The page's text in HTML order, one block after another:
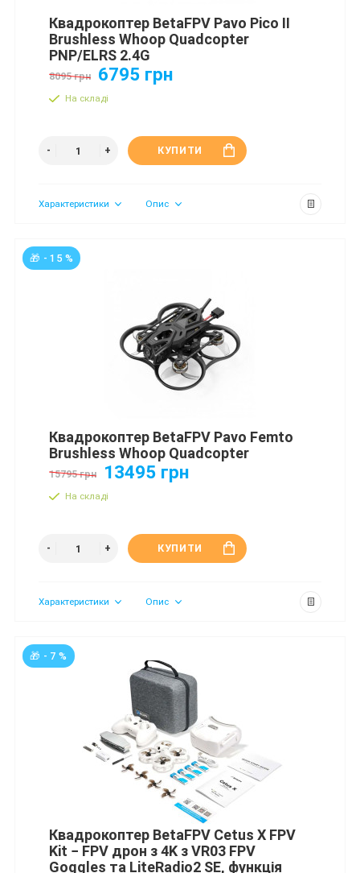
Квадрокоптер BetaFPV Pavo Pico II
Brushless Whoop Quadcopter
PNP/ELRS 2.4G
8095 грн 6795 грн
На складі
КУПИТИ
Характеристики Опис
🎁 - 15 %
Квадрокоптер BetaFPV Pavo Femto
Brushless Whoop Quadcopter
15795 грн 13495 грн
На складі
КУПИТИ
Характеристики Опис
🎁 - 7 %
Квадрокоптер BetaFPV Cetus X FPV
Kit − FPV дрон з 4K з VR03 FPV
Goggles та LiteRadio2 SE, функція